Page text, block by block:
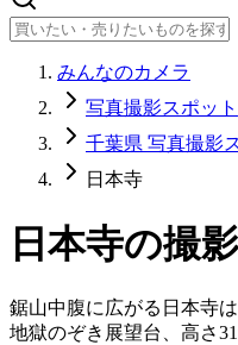
みんなのカメラ
写真撮影スポット
千葉県 写真撮影
日本寺
日本寺の撮
鋸山中腹に広がる日本寺
地獄のぞき展望台、高さ